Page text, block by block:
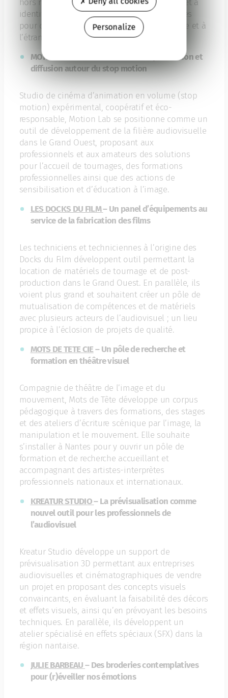
hors norme oblige à redoubler de créativité et à
identifier de nouveaux modèles économiques
pour diffuser ce type de production en France et à
l’étranger.
MOTION LAB – Un outil de création, formation et
diffusion autour du stop motion
Studio de cinéma d’animation en volume (stop
motion) expérimental, coopératif et éco-
responsable, Motion Lab se positionne comme un
outil de développement de la filière audiovisuelle
dans le Grand Ouest, proposant aux
professionnels et aux amateurs des solutions
pour l’accueil de tournages, des formations
professionnelles ainsi que des actions de
sensibilisation et d’éducation à l’image.
LES DOCKS DU FILM– Un panel d’équipements au
service de la fabrication des films
Les techniciens et techniciennes à l’origine des
Docks du Film développent outil permettant la
location de matériels de tournage et de post-
production dans le Grand Ouest. En parallèle, ils
voient plus grand et souhaitent créer un pôle de
mutualisation de compétences et de matériels
avec plusieurs acteurs de l’audiovisuel ; un lieu
propice à l’éclosion de projets de qualité.
MOTS DE TETE CIE– Un pôle de recherche et
formation en théâtre visuel
Compagnie de théâtre de l’image et du
mouvement, Mots de Tête développe un corpus
pédagogique à travers des formations, des stages
et des ateliers d’écriture scénique par l’image, la
manipulation et le mouvement. Elle souhaite
s’installer à Nantes pour y ouvrir un pôle de
formation et de recherche accueillant et
accompagnant des artistes-interprètes
professionnels nationaux et internationaux.
KREATUR STUDIO– La prévisualisation comme
nouvel outil pour les professionnels de
l’audiovisuel
Kreatur Studio développe un support de
prévisualisation 3D permettant aux entreprises
audiovisuelles et cinématographiques de vendre
un projet en proposant des concepts visuels
convaincants, en évaluant la faisabilité des décors
et effets visuels, ainsi qu’en prévoyant les besoins
techniques. En parallèle, ils développent un
atelier spécialisé en effets spéciaux (SFX) dans la
région nantaise.
JULIE BARBEAU– Des broderies contemplatives
pour (r)éveiller nos émotions
Personalize